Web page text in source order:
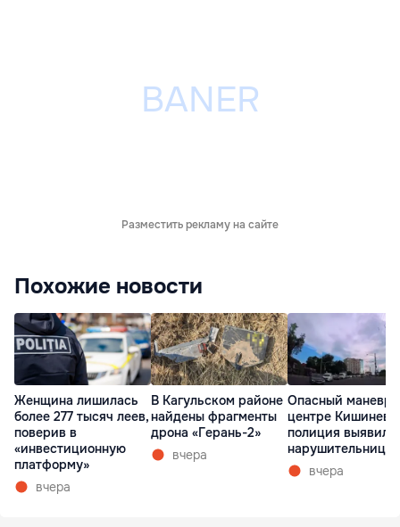
Разместить рекламу на сайте
Похожие новости
Женщина лишилась
более 277 тысяч леев,
поверив в
«инвестиционную
платформу»
вчера
В Кагульском районе
найдены фрагменты
дрона «Герань-2»
вчера
Опасный маневр
центре Кишинева:
полиция выявила
нарушительницу
вчера